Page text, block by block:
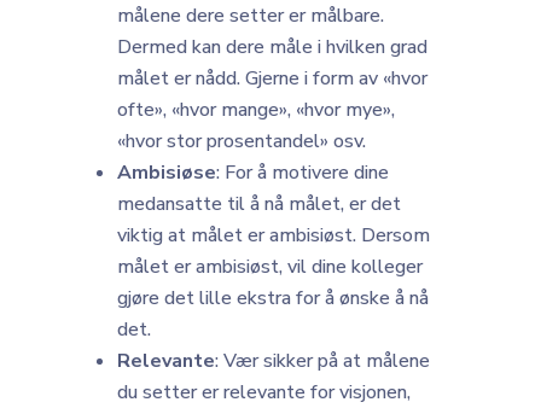
målene dere setter er målbare.
Dermed kan dere måle i hvilken grad
målet er nådd. Gjerne i form av «hvor
ofte», «hvor mange», «hvor mye»,
«hvor stor prosentandel» osv.
Ambisiøse: For å motivere dine
medansatte til å nå målet, er det
viktig at målet er ambisiøst. Dersom
målet er ambisiøst, vil dine kolleger
gjøre det lille ekstra for å ønske å nå
det.
Relevante: Vær sikker på at målene
du setter er relevante for visjonen,